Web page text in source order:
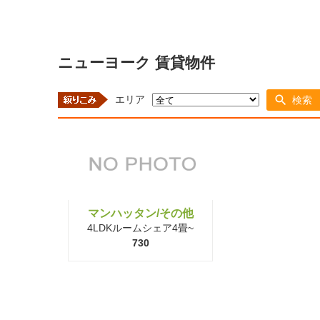
ニューヨーク 賃貸物件
エリア 検索
マンハッタン/その他
4LDKルームシェア4畳~
730